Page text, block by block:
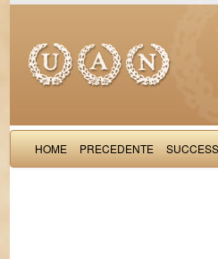
HOME PRECEDENTE